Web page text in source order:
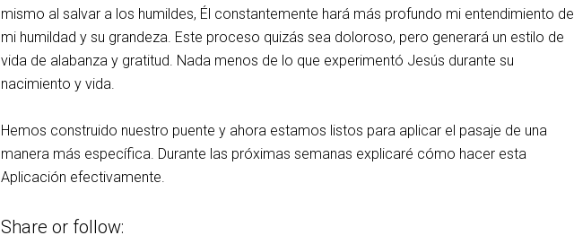
mismo al salvar a los humildes, Él constantemente hará más profundo mi entendimiento de
mi humildad y su grandeza. Este proceso quizás sea doloroso, pero generará un estilo de
vida de alabanza y gratitud. Nada menos de lo que experimentó Jesús durante su
nacimiento y vida.
Hemos construido nuestro puente y ahora estamos listos para aplicar el pasaje de una
manera más específica. Durante las próximas semanas explicaré cómo hacer esta
Aplicación efectivamente.
Share or follow: